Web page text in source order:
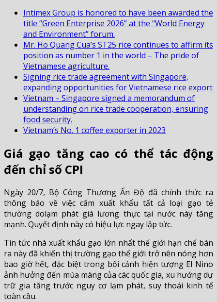
Intimex Group is honored to have been awarded the
title “Green Enterprise 2026” at the “World Energy
and Environment” forum.
Mr. Ho Quang Cua’s ST25 rice continues to affirm its
position as number 1 in the world – The pride of
Vietnamese agriculture.
Signing rice trade agreement with Singapore,
expanding opportunities for Vietnamese rice export
Vietnam – Singapore signed a memorandum of
understanding on rice trade cooperation, ensuring
food security.
Vietnam’s No. 1 coffee exporter in 2023
Giá gạo tăng cao có thể tác động
đến chỉ số CPI
Ngày 20/7, Bộ Công Thương Ấn Độ đã chính thức ra
thông báo về việc cấm xuất khẩu tất cả loại gạo tẻ
thường dolạm phát giá lương thực tại nước này tăng
mạnh. Quyết định này có hiệu lực ngay lập tức.
Tin tức nhà xuất khẩu gạo lớn nhất thế giới hạn chế bán
ra này đã khiến thị trường gạo thế giới trở nên nóng hơn
bao giờ hết, đặc biệt trong bối cảnh hiện tượng El Nino
ảnh hưởng đến mùa màng của các quốc gia, xu hướng dự
trữ gia tăng trước nguy cơ lạm phát, suy thoái kinh tế
toàn cầu.